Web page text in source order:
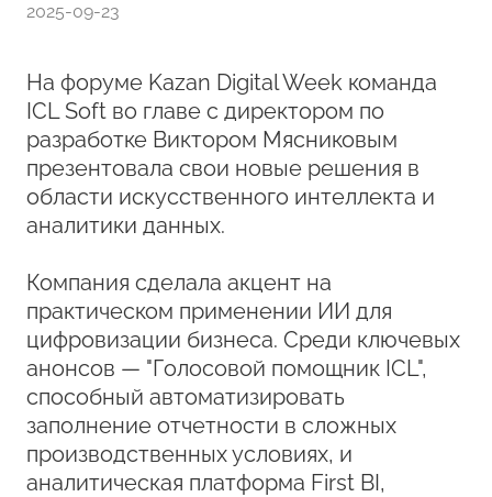
2025-09-23
На форуме Kazan Digital Week команда
ICL Soft во главе с директором по
разработке Виктором Мясниковым
презентовала свои новые решения в
области искусственного интеллекта и
аналитики данных.
Компания сделала акцент на
практическом применении ИИ для
цифровизации бизнеса. Среди ключевых
анонсов — "Голосовой помощник ICL",
способный автоматизировать
заполнение отчетности в сложных
производственных условиях, и
аналитическая платформа First BI,